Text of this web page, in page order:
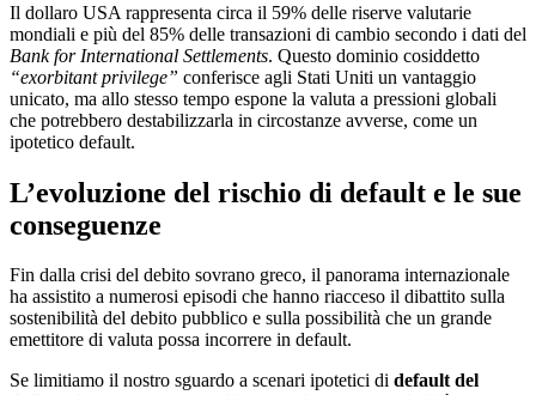
Il dollaro USA rappresenta circa il 59% delle riserve valutarie
mondiali e più del 85% delle transazioni di cambio secondo i dati del
Bank for International Settlements. Questo dominio cosiddetto
“exorbitant privilege” conferisce agli Stati Uniti un vantaggio
unicato, ma allo stesso tempo espone la valuta a pressioni globali
che potrebbero destabilizzarla in circostanze avverse, come un
ipotetico default.
L’evoluzione del rischio di default e le sue
conseguenze
Fin dalla crisi del debito sovrano greco, il panorama internazionale
ha assistito a numerosi episodi che hanno riacceso il dibattito sulla
sostenibilità del debito pubblico e sulla possibilità che un grande
emettitore di valuta possa incorrere in default.
Se limitiamo il nostro sguardo a scenari ipotetici di default del